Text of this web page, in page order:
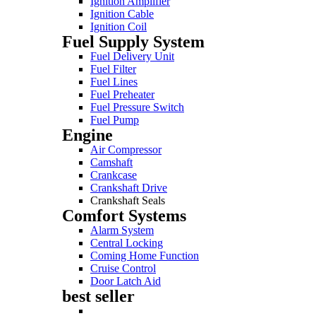
Ignition Cable
Ignition Coil
Fuel Supply System
Fuel Delivery Unit
Fuel Filter
Fuel Lines
Fuel Preheater
Fuel Pressure Switch
Fuel Pump
Engine
Air Compressor
Camshaft
Crankcase
Crankshaft Drive
Crankshaft Seals
Comfort Systems
Alarm System
Central Locking
Coming Home Function
Cruise Control
Door Latch Aid
best seller